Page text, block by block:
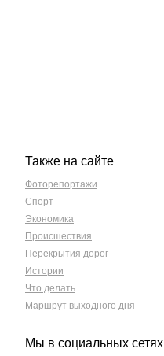
Также на сайте
Фоторепортажи
Спорт
Экономика
Происшествия
Перекрытия дорог
Истории
Что делать
Маршрут выходного дня
Мы в социальных сетях